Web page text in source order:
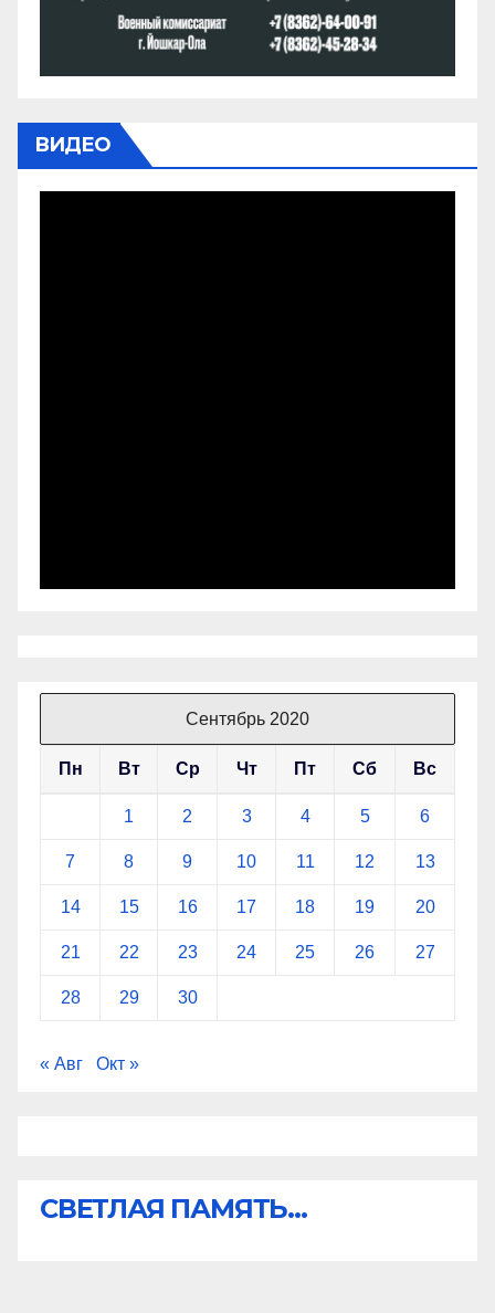
ВИДЕО
Сентябрь 2020
Пн Вт Ср Чт Пт Сб Вс
1 2 3 4 5 6
7 8 9 10 11 12 13
14 15 16 17 18 19 20
21 22 23 24 25 26 27
28 29 30
« Авг Окт »
СВЕТЛАЯ ПАМЯТЬ...